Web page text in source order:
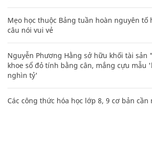
Mẹo học thuộc Bảng tuần hoàn nguyên tố
câu nói vui vẻ
Nguyễn Phương Hằng sở hữu khối tài
khoe sổ đỏ tính bằng cân, mắng cựu mẫu
nghìn tỷ'
Các công thức hóa học lớp 8, 9 cơ bản cần